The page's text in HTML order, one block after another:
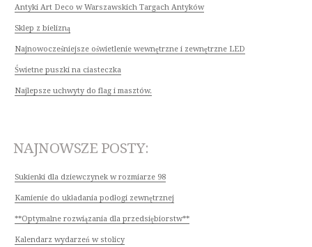
Antyki Art Deco w Warszawskich Targach Antyków
Sklep z bielizną
Najnowocześniejsze oświetlenie wewnętrzne i zewnętrzne LED
Świetne puszki na ciasteczka
Najlepsze uchwyty do flag i masztów.
NAJNOWSZE POSTY:
Sukienki dla dziewczynek w rozmiarze 98
Kamienie do układania podłogi zewnętrznej
**Optymalne rozwiązania dla przedsiębiorstw**
Kalendarz wydarzeń w stolicy